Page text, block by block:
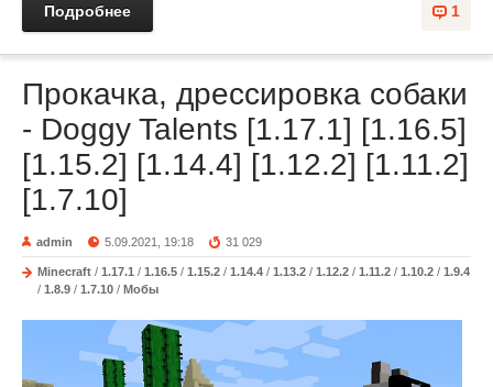
1
Подробнее
Прокачка, дрессировка собаки
- Doggy Talents [1.17.1] [1.16.5]
[1.15.2] [1.14.4] [1.12.2] [1.11.2]
[1.7.10]
admin 5.09.2021, 19:18 31 029
Minecraft / 1.17.1 / 1.16.5 / 1.15.2 / 1.14.4 / 1.13.2 / 1.12.2 / 1.11.2 / 1.10.2 / 1.9.4
/ 1.8.9 / 1.7.10 / Мобы